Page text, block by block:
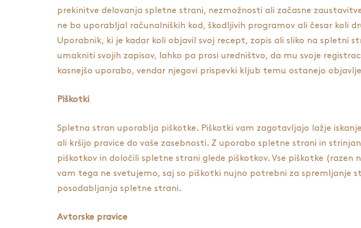
prekinitve delovanja spletne strani, nezmožnosti ali začasne
ne bo uporabljal računalniških kod, škodljivih programov ali česar koli
Uporabnik, ki je kadar koli objavil svoj recept, zapis ali sliko na spletni
umakniti svojih zapisov, lahko pa prosi uredništvo, da mu svoje
kasnejšo uporabo, vendar njegovi prispevki kljub temu ostanejo
Piškotki
Spletna stran uporablja piškotke. Piškotki vam zagotavljajo lažje
ali kršijo pravice do vaše zasebnosti. Z uporabo spletne strani in
piškotkov in določili spletne strani glede piškotkov. Vse piškotke
vam tega ne svetujemo, saj so piškotki nujno potrebni za spremljanje
posodabljanja spletne strani.
Avtorske pravice